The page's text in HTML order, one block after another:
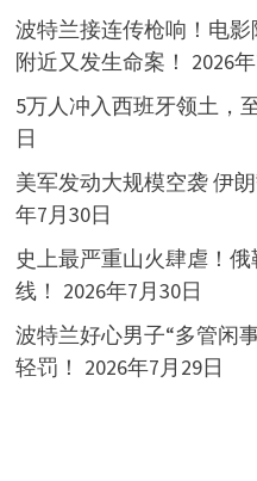
波特兰接连传枪响！电影
附近又发生命案！ 2026
5万人冲入西班牙领土，
日
美军发动大规模空袭 伊
年7月30日
史上最严重山火肆虐！
线！ 2026年7月30日
波特兰好心男子“多管闲
轻罚！ 2026年7月29日